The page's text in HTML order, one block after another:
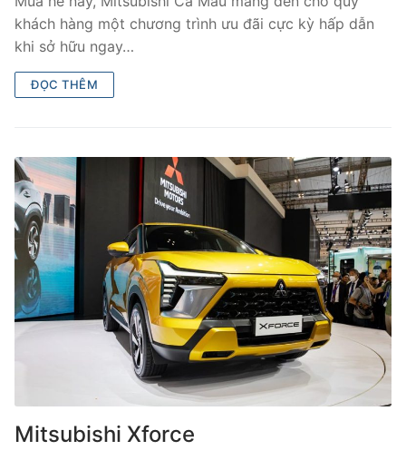
khách hàng một chương trình ưu đãi cực kỳ hấp dẫn
khi sở hữu ngay…
ĐỌC THÊM
Mitsubishi Xforce